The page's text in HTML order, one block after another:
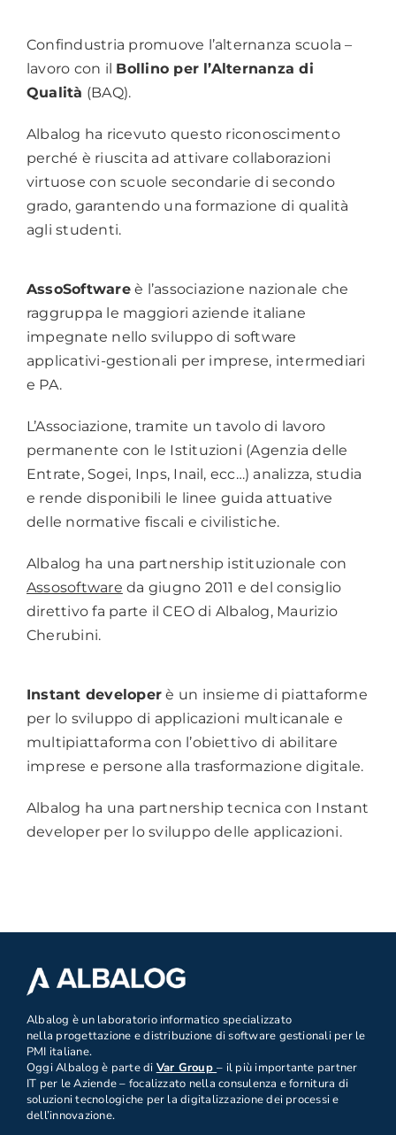
Confindustria promuove l’alternanza scuola –
lavoro con il Bollino per l’Alternanza di
Qualità (BAQ).
Albalog ha ricevuto questo riconoscimento
perché è riuscita ad attivare collaborazioni
virtuose con scuole secondarie di secondo
grado, garantendo una formazione di qualità
agli studenti.
AssoSoftwareè l’associazione nazionale che
raggruppa le maggiori aziende italiane
impegnate nello sviluppo di software
applicativi-gestionali per imprese, intermediari
e PA.
L’Associazione, tramite un tavolo di lavoro
permanente con le Istituzioni (Agenzia delle
Entrate, Sogei, Inps, Inail, ecc…) analizza, studia
e rende disponibili le linee guida attuative
delle normative fiscali e civilistiche.
Albalog ha una partnership istituzionale con
Assosoftware da giugno 2011 e del consiglio
direttivo fa parte il CEO di Albalog, Maurizio
Cherubini.
Instant developer è un insieme di piattaforme
per lo sviluppo di applicazioni multicanale e
multipiattaforma con l’obiettivo di abilitare
imprese e persone alla trasformazione digitale.
Albalog ha una partnership tecnica con Instant
developer per lo sviluppo delle applicazioni.
Albalog è un laboratorio informatico specializzato
nella progettazione e distribuzione di software gestionali per le
PMI italiane.
Oggi Albalog è parte di Var Group– il più importante partner
IT per le Aziende – focalizzato nella consulenza e fornitura di
soluzioni tecnologiche per la digitalizzazione dei processi e
dell’innovazione.